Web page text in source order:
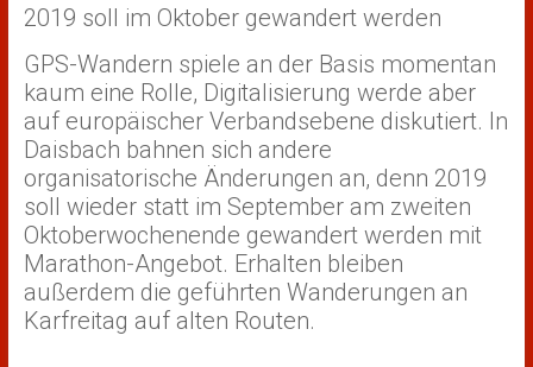
2019 soll im Oktober gewandert werden
GPS-Wandern spiele an der Basis momentan
kaum eine Rolle, Digitalisierung werde aber
auf europäischer Verbandsebene diskutiert. In
Daisbach bahnen sich andere
organisatorische Änderungen an, denn 2019
soll wieder statt im September am zweiten
Oktoberwochenende gewandert werden mit
Marathon-Angebot. Erhalten bleiben
außerdem die geführten Wanderungen an
Karfreitag auf alten Routen.